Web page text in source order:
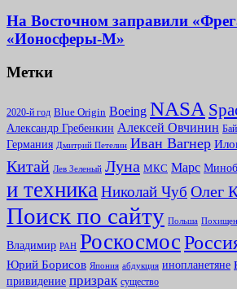
На Восточном заправили
«Ионосферы-М»
Метки
2020-й год Blue Origin Boeing NASA
Александр Гребенкин Алексей Овчинин
Германия Дмитрий Петелин Иван Вагнер
Китай Лев Зеленый Луна МКС Марс
и техника Николай Чуб Олег
Поиск по сайту Польша
Владимир РАН Роскосмос
Юрий Борисов Япония абдукция инопланетяне
привидение призрак существо